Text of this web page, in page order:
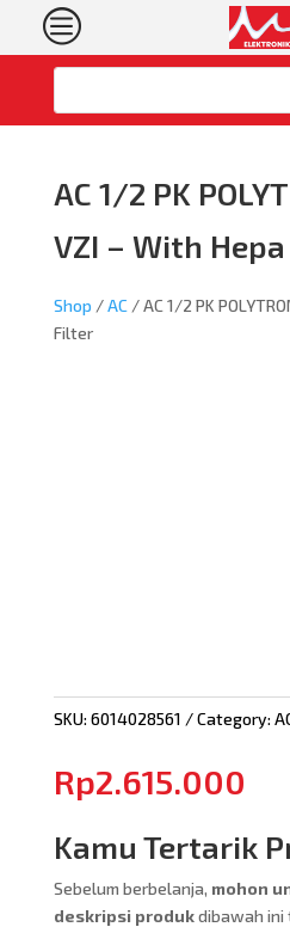
c
AC 1/2 PK
VZI – With
Shop /AC / AC 1/2 PK
Filter
SKU: 6014028561 Category:
Rp2.615.000
Kamu Tertarik
Sebelum berbelanja, mohon
deskripsi produkdibawah ini